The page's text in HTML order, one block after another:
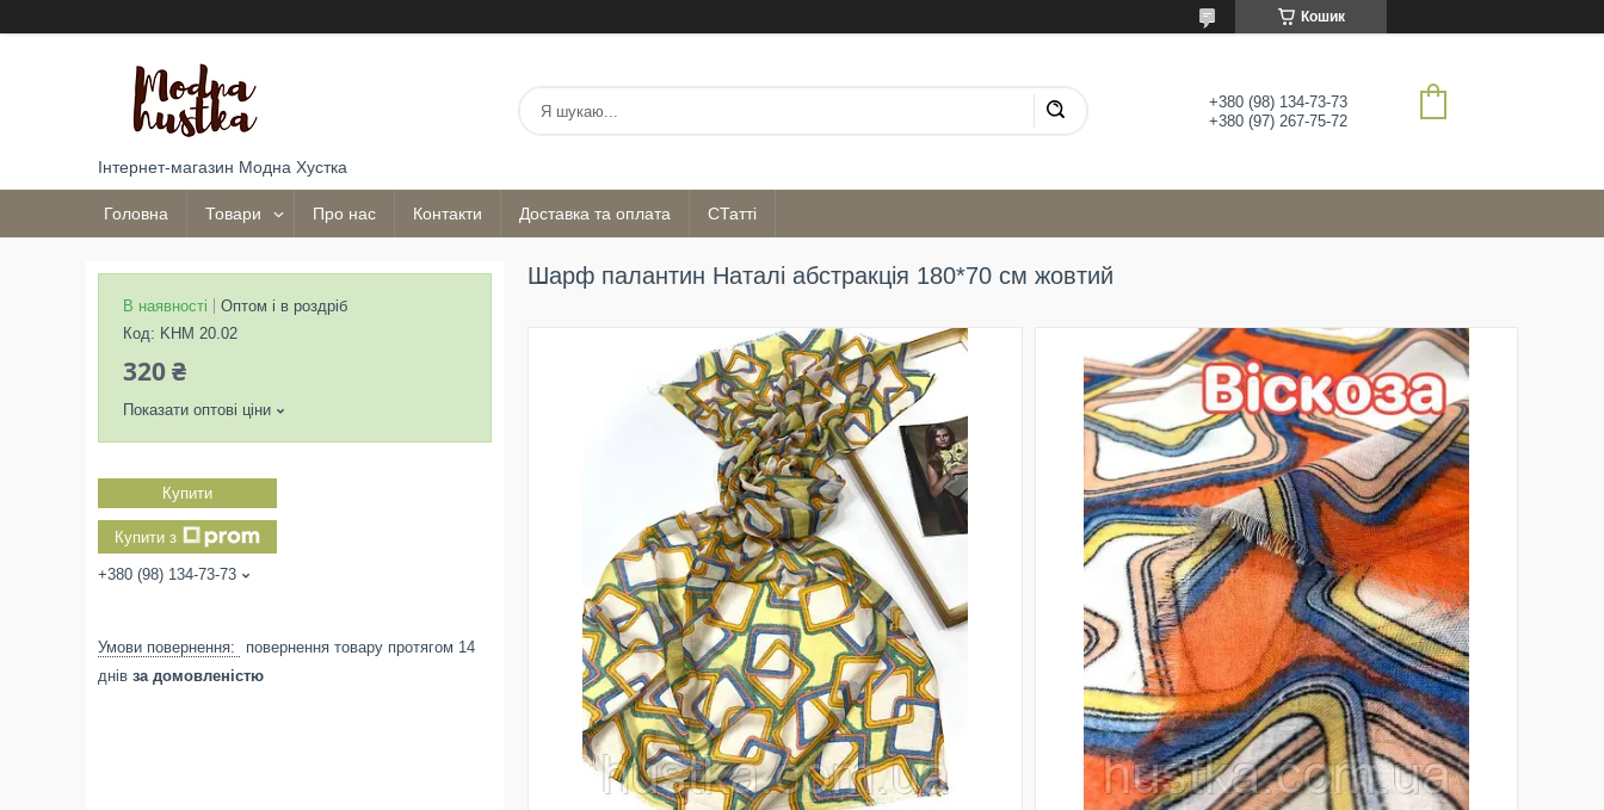
Кошик
Інтернет-магазин Модна Хустка
+380 (98) 134-73-73
+380 (97) 267-75-72
Головна Товари Про нас Контакти Доставка та оплата СТатті
Шарф палантин Наталі абстракція 180*70 см жовтий
В наявності
Оптом і в роздріб
Код: KHM 20.02
320 ₴
Показати оптові ціни
Купити
Купити з
+380 (98) 134-73-73
повернення товару протягом 14
днів за домовленістю